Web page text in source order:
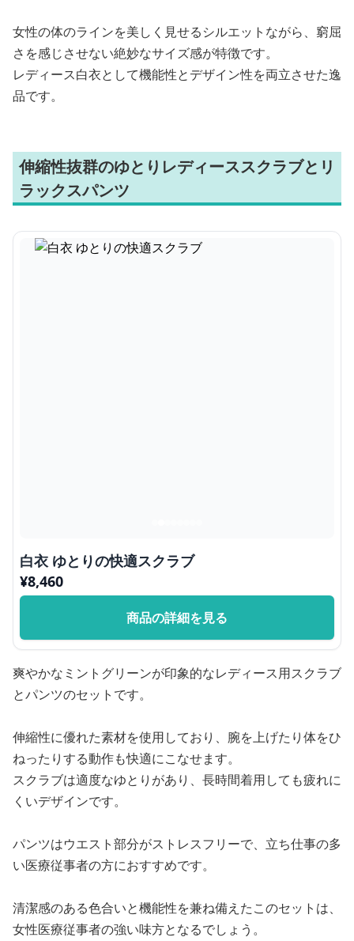
女性の体のラインを美しく見せるシルエットながら、窮屈
さを感じさせない絶妙なサイズ感が特徴です。
レディース白衣として機能性とデザイン性を両立させた逸
品です。
伸縮性抜群のゆとりレディーススクラブとリ
ラックスパンツ
白衣 ゆとりの快適スクラブ
¥8,460
商品の詳細を見る
爽やかなミントグリーンが印象的なレディース用スクラブ
とパンツのセットです。
伸縮性に優れた素材を使用しており、腕を上げたり体をひ
ねったりする動作も快適にこなせます。
スクラブは適度なゆとりがあり、長時間着用しても疲れに
くいデザインです。
パンツはウエスト部分がストレスフリーで、立ち仕事の多
い医療従事者の方におすすめです。
清潔感のある色合いと機能性を兼ね備えたこのセットは、
女性医療従事者の強い味方となるでしょう。